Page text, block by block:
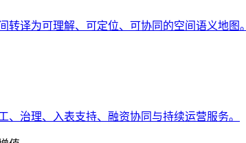
译为可理解、可定位、可协同的空间语义地图。
治理、入表支持、融资协同与持续运营服务。